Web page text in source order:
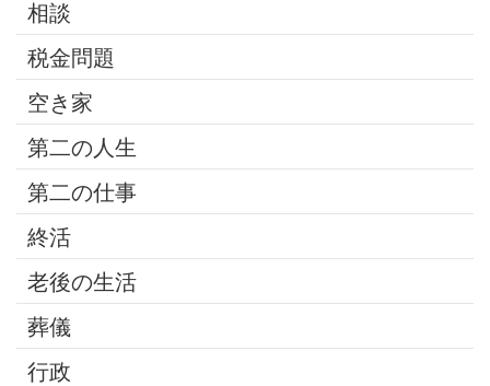
相談
税金問題
空き家
第二の人生
第二の仕事
終活
老後の生活
葬儀
行政